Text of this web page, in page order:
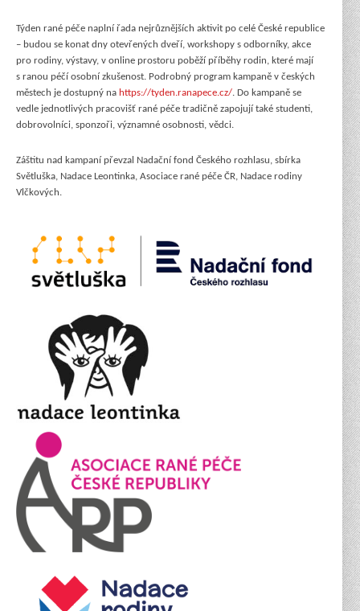
Týden rané péče naplní řada nejrůznějších aktivit po celé České republice
– budou se konat dny otevřených dveří, workshopy s odborníky, akce
pro rodiny, výstavy, v online prostoru poběží příběhy rodin, které mají
s ranou péčí osobní zkušenost. Podrobný program kampaně v českých
městech je dostupný na https://tyden.ranapece.cz/. Do kampaně se
vedle jednotlivých pracovišť rané péče tradičně zapojují také studenti,
dobrovolníci, sponzoři, významné osobnosti, vědci.
Záštitu nad kampaní převzal Nadační fond Českého rozhlasu, sbírka
Světluška, Nadace Leontinka, Asociace rané péče ČR, Nadace rodiny
Vlčkových.